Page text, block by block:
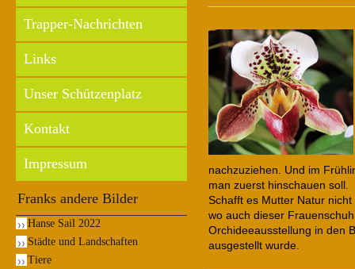
Trapper-Nachrichten
Links
Unser Schützenplatz
Kontakt
Impressum
Franks andere Bilder
Hanse Sail 2022
Städte und Landschaften
Tiere
nachzuziehen. Und im
man zuerst hinschauen soll.
Schafft es Mutter Natur
wo auch dieser
Orchideeausstellung in den
ausgestellt wurde.